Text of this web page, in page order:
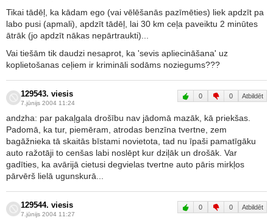
Tikai tādēļ, ka kādam ego (vai vēlēšanās pazīmēties) liek apdzīt pa
labo pusi (apmali), apdzīt tādēļ, lai 30 km ceļa paveiktu 2 minūtes
ātrāk (jo apdzīt nākas nepārtraukti)...
Vai tiešām tik daudzi nesaprot, ka 'sevis apliecināšana' uz
koplietošanas ceļiem ir krimināli sodāms noziegums???
129543. viesis
7.jūnijs 2004 11:24
0 0 Atbildēt
andzha: par pakaļgala drošību nav jādomā mazāk, kā priekšas.
Padomā, ka tur, piemēram, atrodas benzīna tvertne, zem
bagāžnieka tā skaitās bīstami novietota, tad nu īpaši pamatīgāku
auto ražotāji to cenšas labi noslēpt kur dziļāk un drošāk. Var
gadīties, ka avārijā cietusi degvielas tvertne auto pāris mirkļos
pārvērš lielā ugunskurā...
129544. viesis
7.jūnijs 2004 11:27
0 0 Atbildēt